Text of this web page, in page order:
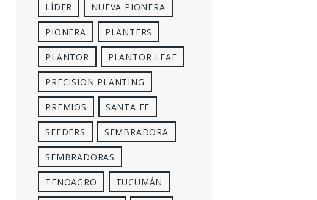
LÍDER NUEVA PIONERA
PIONERA PLANTERS
PLANTOR PLANTOR LEAF
PRECISION PLANTING
PREMIOS SANTA FE
SEEDERS SEMBRADORA
SEMBRADORAS
TENOAGRO TUCUMÁN